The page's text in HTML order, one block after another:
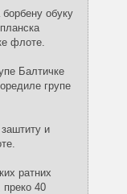
обуку
флоте.
Балтичке
групе
и
ратних
40